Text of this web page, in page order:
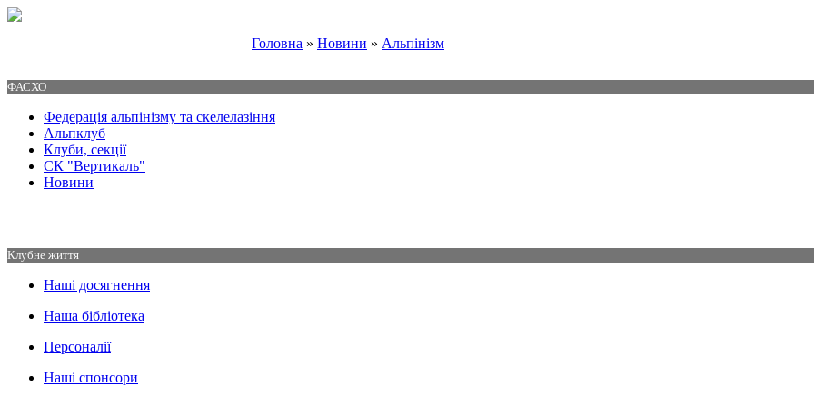
| Головна » Новини » Альпінізм
ФАСХО
Федерація альпінізму та скелелазіння
Альпклуб
Клуби, секції
СК "Вертикаль"
Новини
Клубне життя
Наші досягнення
Наша бібліотека
Персоналії
Наші спонсори